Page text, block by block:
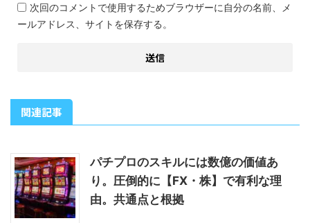
次回のコメントで使用するためブラウザーに自分の名前、メ
ールアドレス、サイトを保存する。
関連記事
パチプロのスキルには数億の価値あ
り。圧倒的に【FX・株】で有利な理
由。共通点と根拠